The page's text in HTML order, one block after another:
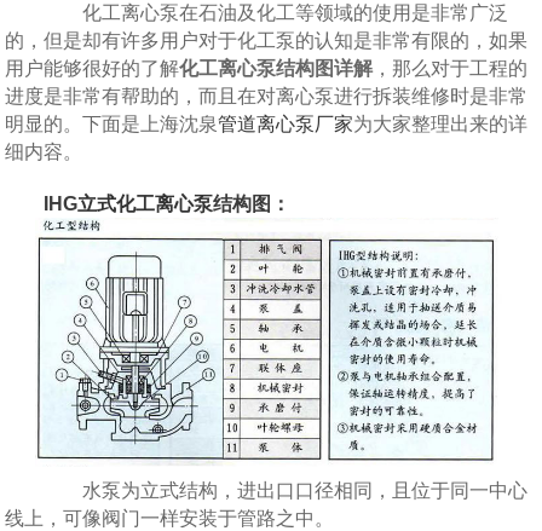
化工离心泵在石油及化工等领域的使用是非常广泛
的，但是却有许多用户对于化工泵的认知是非常有限的，如果
用户能够很好的了解化工离心泵结构图详解，那么对于工程的
进度是非常有帮助的，而且在对离心泵进行拆装维修时是非常
明显的。下面是上海沈泉管道离心泵厂家为大家整理出来的详
细内容。
IHG立式化工离心泵结构图：
水泵为立式结构，进出口口径相同，且位于同一中心
线上，可像阀门一样安装于管路之中。